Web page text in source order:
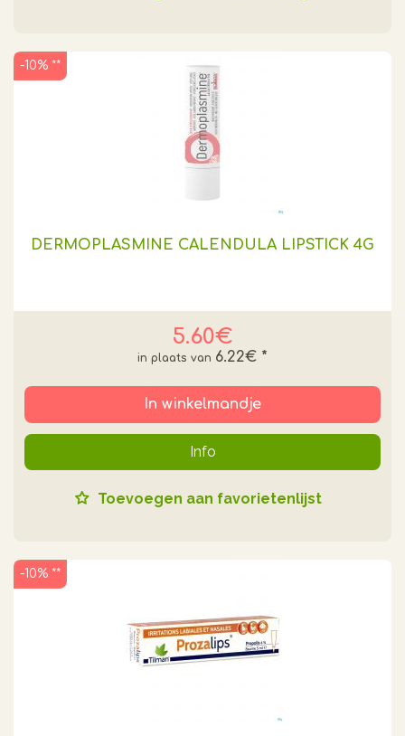
DERMOPLASMINE CALENDULA LIPSTICK 4G
5.60€
6.22€ *
-10% **
In winkelmandje
Info
Toevoegen aan favorietenlijst
-10% **